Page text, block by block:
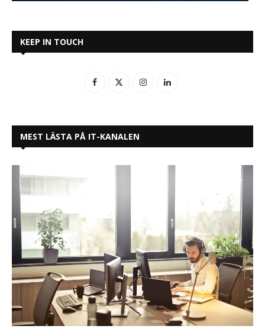
KEEP IN TOUCH
MEST LÄSTA PÅ IT-KANALEN